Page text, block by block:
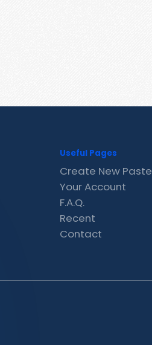
Useful Pages
Create New Paste
Your Account
F.A.Q.
Recent
Contact